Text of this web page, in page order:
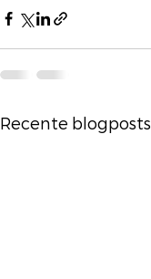
Recente blogposts